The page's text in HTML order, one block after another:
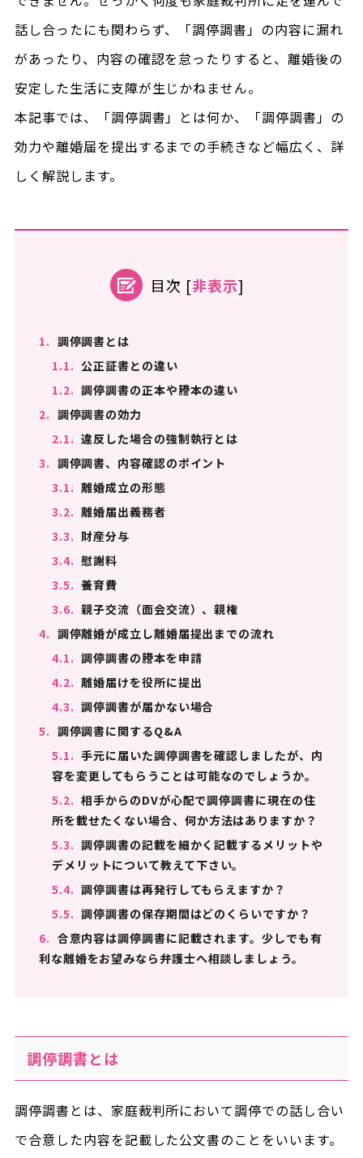
話し合ったにも関わらず、「調停調書」の内容に漏れ
があったり、内容の確認を怠ったりすると、離婚後の
安定した生活に支障が生じかねません。
本記事では、「調停調書」とは何か、「調停調書」の
効力や離婚届を提出するまでの手続きなど幅広く、詳
しく解説します。
目次 [非表示]
1. 調停調書とは
1.1. 公正証書との違い
1.2. 調停調書の正本や謄本の違い
2. 調停調書の効力
2.1. 違反した場合の強制執行とは
3. 調停調書、内容確認のポイント
3.1. 離婚成立の形態
3.2. 離婚届出義務者
3.3. 財産分与
3.4. 慰謝料
3.5. 養育費
3.6. 親子交流（面会交流）、親権
4. 調停離婚が成立し離婚届提出までの流れ
4.1. 調停調書の謄本を申請
4.2. 離婚届けを役所に提出
4.3. 調停調書が届かない場合
5. 調停調書に関するQ&A
5.1. 手元に届いた調停調書を確認しましたが、内
容を変更してもらうことは可能なのでしょうか。
5.2. 相手からのDVが心配で調停調書に現在の住
所を載せたくない場合、何か方法はありますか？
5.3. 調停調書の記載を細かく記載するメリットや
デメリットについて教えて下さい。
5.4. 調停調書は再発行してもらえますか？
5.5. 調停調書の保存期間はどのくらいですか？
6. 合意内容は調停調書に記載されます。少しでも有
利な離婚をお望みなら弁護士へ相談しましょう。
調停調書とは
調停調書とは、家庭裁判所において調停での話し合い
で合意した内容を記載した公文書のことをいいます。